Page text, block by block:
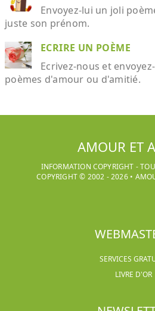
Envoyez-lui un joli
juste son prénom.
ECRIRE UN POÈME
Ecrivez-nous et
poèmes d'amour ou d'amitié.
AMOUR ET
INFORMATION COPYRIGHT -
COPYRIGHT © 2002 -2026•
SERVICES
LIVRE D'OR